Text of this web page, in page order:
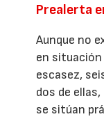
Prealerta
Aunque no
en
escasez,
dos de
se sitúan